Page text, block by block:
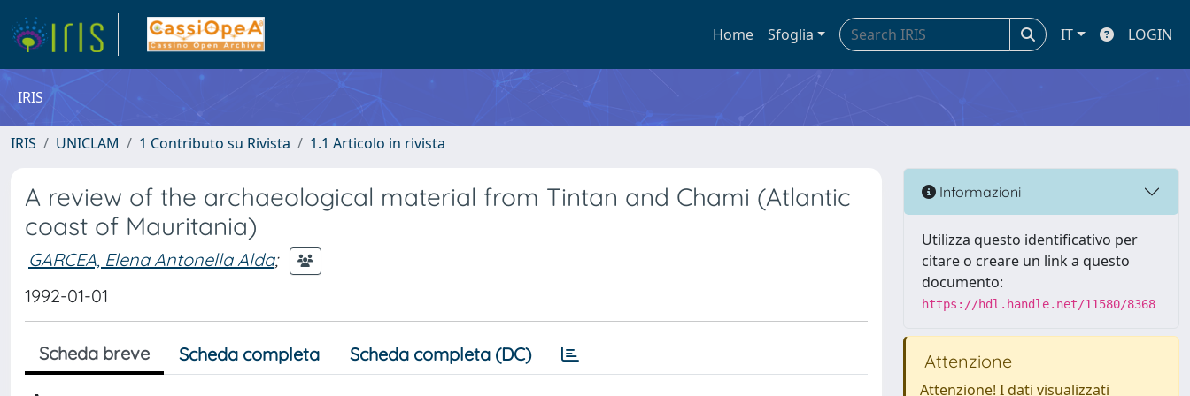
Home Sfoglia IT LOGIN
IRIS
IRIS UNICLAM 1 Contributo su Rivista 1.1 Articolo in rivista
A review of the archaeological material from Tintan and Chami (Atlantic
coast of Mauritania)
GARCEA, Elena Antonella Alda;
1992-01-01
Scheda breve Scheda completa Scheda completa (DC)
Informazioni
Utilizza questo identificativo per
citare o creare un link a questo
documento:
https://hdl.handle.net/11580/8368
Attenzione
Attenzione! I dati visualizzati